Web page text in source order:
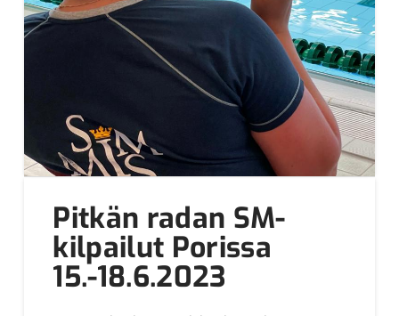
Pitkän radan SM-
kilpailut Porissa
15.-18.6.2023